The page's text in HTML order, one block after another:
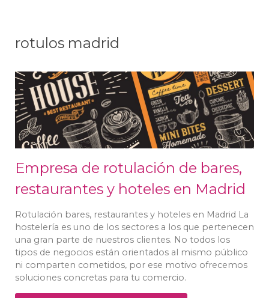
rotulos madrid
Empresa de rotulación de bares,
restaurantes y hoteles en Madrid
Rotulación bares, restaurantes y hoteles en Madrid La
hostelería es uno de los sectores a los que pertenecen
una gran parte de nuestros clientes. No todos los
tipos de negocios están orientados al mismo público
ni comparten cometidos, por ese motivo ofrecemos
soluciones concretas para tu comercio.